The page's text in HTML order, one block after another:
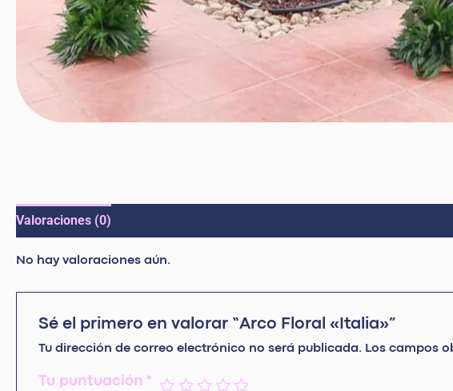
Valoraciones (0)
No hay valoraciones aún.
Sé el primero en valorar “Arco Floral «Italia»”
Tu dirección de correo electrónico no será publicada. Los campos
Tu puntuación *